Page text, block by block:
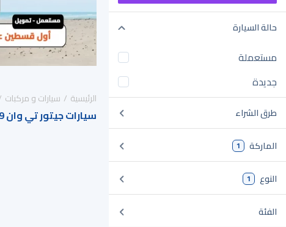
حالة السيارة
مستعملة
جديدة
طرق الشراء
الماركة 1
النوع 1
الفئة
الرئيسية سيارات و مركبات
سيارات جيتور تي وان 2019 للبيع في السعودية